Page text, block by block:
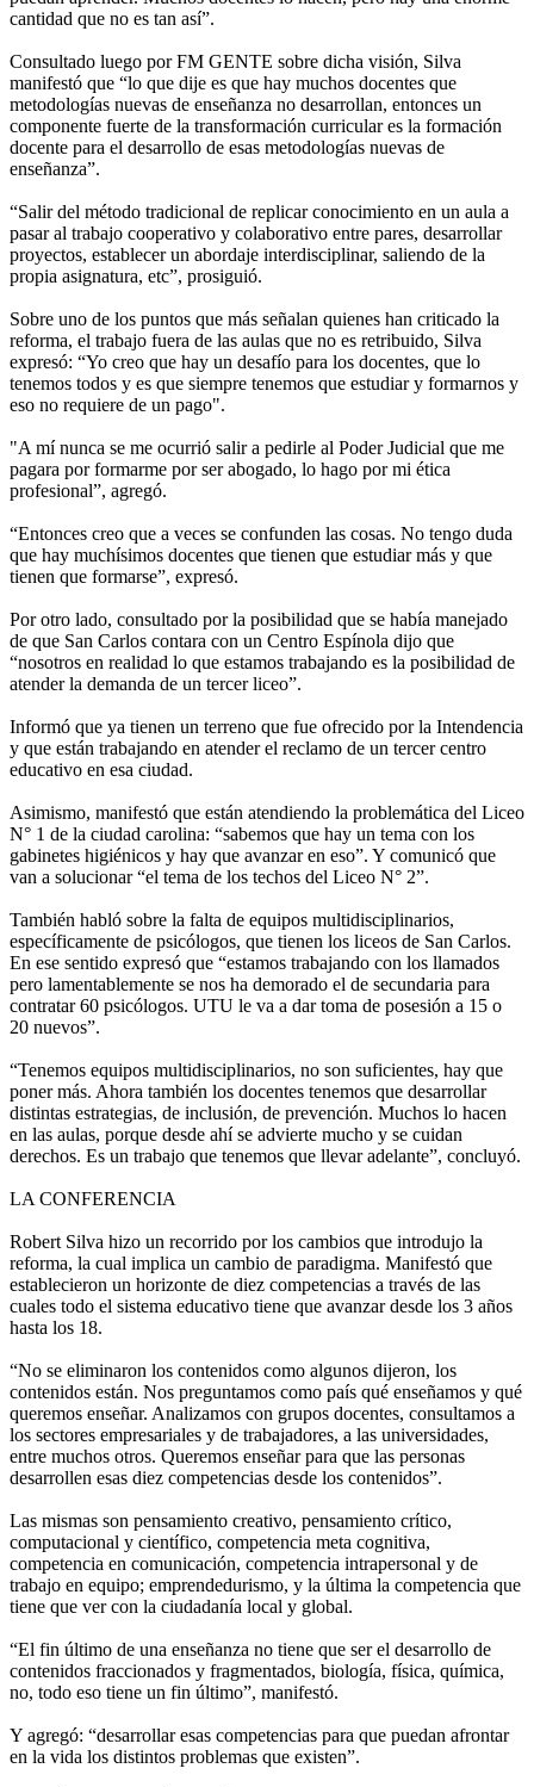
cantidad que no es tan así”.
Consultado luego por FM GENTE sobre dicha visión, Silva
manifestó que “lo que dije es que hay muchos docentes que
metodologías nuevas de enseñanza no desarrollan, entonces un
componente fuerte de la transformación curricular es la formación
docente para el desarrollo de esas metodologías nuevas de
enseñanza”.
“Salir del método tradicional de replicar conocimiento en un aula a
pasar al trabajo cooperativo y colaborativo entre pares, desarrollar
proyectos, establecer un abordaje interdisciplinar, saliendo de la
propia asignatura, etc”, prosiguió.
Sobre uno de los puntos que más señalan quienes han criticado la
reforma, el trabajo fuera de las aulas que no es retribuido, Silva
expresó: “Yo creo que hay un desafío para los docentes, que lo
tenemos todos y es que siempre tenemos que estudiar y formarnos y
eso no requiere de un pago".
"A mí nunca se me ocurrió salir a pedirle al Poder Judicial que me
pagara por formarme por ser abogado, lo hago por mi ética
profesional”, agregó.
“Entonces creo que a veces se confunden las cosas. No tengo duda
que hay muchísimos docentes que tienen que estudiar más y que
tienen que formarse”, expresó.
Por otro lado, consultado por la posibilidad que se había manejado
de que San Carlos contara con un Centro Espínola dijo que
“nosotros en realidad lo que estamos trabajando es la posibilidad de
atender la demanda de un tercer liceo”.
Informó que ya tienen un terreno que fue ofrecido por la Intendencia
y que están trabajando en atender el reclamo de un tercer centro
educativo en esa ciudad.
Asimismo, manifestó que están atendiendo la problemática del Liceo
N° 1 de la ciudad carolina: “sabemos que hay un tema con los
gabinetes higiénicos y hay que avanzar en eso”. Y comunicó que
van a solucionar “el tema de los techos del Liceo N° 2”.
También habló sobre la falta de equipos multidisciplinarios,
específicamente de psicólogos, que tienen los liceos de San Carlos.
En ese sentido expresó que “estamos trabajando con los llamados
pero lamentablemente se nos ha demorado el de secundaria para
contratar 60 psicólogos. UTU le va a dar toma de posesión a 15 o
20 nuevos”.
“Tenemos equipos multidisciplinarios, no son suficientes, hay que
poner más. Ahora también los docentes tenemos que desarrollar
distintas estrategias, de inclusión, de prevención. Muchos lo hacen
en las aulas, porque desde ahí se advierte mucho y se cuidan
derechos. Es un trabajo que tenemos que llevar adelante”, concluyó.
LA CONFERENCIA
Robert Silva hizo un recorrido por los cambios que introdujo la
reforma, la cual implica un cambio de paradigma. Manifestó que
establecieron un horizonte de diez competencias a través de las
cuales todo el sistema educativo tiene que avanzar desde los 3 años
hasta los 18.
“No se eliminaron los contenidos como algunos dijeron, los
contenidos están. Nos preguntamos como país qué enseñamos y qué
queremos enseñar. Analizamos con grupos docentes, consultamos a
los sectores empresariales y de trabajadores, a las universidades,
entre muchos otros. Queremos enseñar para que las personas
desarrollen esas diez competencias desde los contenidos”.
Las mismas son pensamiento creativo, pensamiento crítico,
computacional y científico, competencia meta cognitiva,
competencia en comunicación, competencia intrapersonal y de
trabajo en equipo; emprendedurismo, y la última la competencia que
tiene que ver con la ciudadanía local y global.
“El fin último de una enseñanza no tiene que ser el desarrollo de
contenidos fraccionados y fragmentados, biología, física, química,
no, todo eso tiene un fin último”, manifestó.
Y agregó: “desarrollar esas competencias para que puedan afrontar
en la vida los distintos problemas que existen”.